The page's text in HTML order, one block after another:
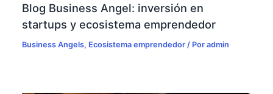
Blog Business Angel: inversión en
startups y ecosistema emprendedor
Business Angels, Ecosistema emprendedor / Poradmin